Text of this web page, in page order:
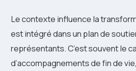
Le contexte influence la
est intégré dans un plan de
représentants. C’est souvent le
d’accompagnements de fin de